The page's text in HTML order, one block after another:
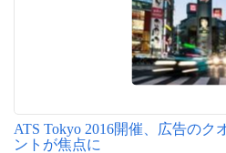
ATS Tokyo 2016開催、広告のク
ントが焦点に